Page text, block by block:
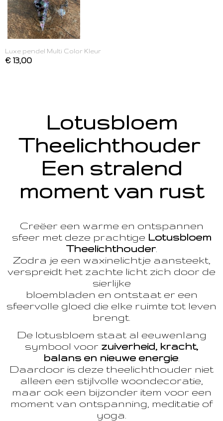
Luxe pendel Multi Color Kleur
€ 13,00
Lotusbloem
Theelichthouder
Een stralend
moment van rust
Creëer een warme en ontspannen
sfeer met deze prachtige Lotusbloem
Theelichthouder.
Zodra je een waxinelichtje aansteekt,
verspreidt het zachte licht zich door de
sierlijke
bloembladen en ontstaat er een
sfeervolle gloed die elke ruimte tot leven
brengt.
De lotusbloem staat al eeuwenlang
symbool voor zuiverheid, kracht,
balans en nieuwe energie
Daardoor is deze theelichthouder niet
alleen een stijlvolle woondecoratie,
maar ook een bijzonder item voor een
moment van ontspanning, meditatie of
yoga.